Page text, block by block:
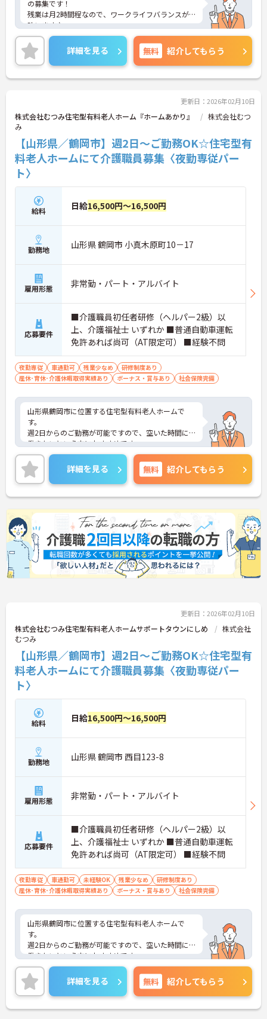
の募集です！
残業は月2時間程なので、ワークライフバランスが
叶います♪
また、マイカー通勤可能なので、通勤らくらくです
◎
資格手当や食事手当など、手当も充実しております
☆
ご興味のある方には、面接対策ポイントなど、さら
詳細を見る 無料 紹介してもらう
更新日：2026年02月10日
株式会社むつみ住宅型有料老人ホーム『ホームあかり』
株式会社むつ
み
【山形県／鶴岡市】週2日～ご勤務OK☆住宅型有
料老人ホームにて介護職員募集〈夜勤専従パー
ト〉
給料 日給16,500円～16,500円
勤務地 山形県 鶴岡市 小真木原町10－17
雇用形態 非常勤・パート・アルバイト
応募要件
■介護職員初任者研修（ヘルパー2級）以
上、介護福祉士 いずれか ■普通自動車運転
免許あれば尚可（AT限定可） ■経験不問
夜勤専従 車通勤可 残業少なめ
研修制度あり
産休･育休･介護休暇取得実績あり
ボーナス・賞与あり 社会保険完備
山形県鶴岡市に位置する住宅型有料老人ホームで
す。
週2日からのご勤務が可能ですので、空いた時間に
働きたいという方におすすめです。
昇給や賞与制度があり頑張りが評価されてしっかり
と職員に還元されます。
ご興味のある方には、面接対策ポイントなど、さら
に詳細をお話しいたしますのでお気軽にご相談くだ
さい！
詳細を見る 無料 紹介してもらう
更新日：2026年02月10日
株式会社むつみ住宅型有料老人ホームサポートタウンにしめ
株式会社
むつみ
【山形県／鶴岡市】週2日～ご勤務OK☆住宅型有
料老人ホームにて介護職員募集〈夜勤専従パー
ト〉
給料 日給16,500円～16,500円
勤務地 山形県 鶴岡市 西目123-8
雇用形態 非常勤・パート・アルバイト
応募要件
■介護職員初任者研修（ヘルパー2級）以
上、介護福祉士 いずれか ■普通自動車運転
免許あれば尚可（AT限定可） ■経験不問
夜勤専従 車通勤可 未経験OK 残業少なめ
研修制度あり
産休･育休･介護休暇取得実績あり
ボーナス・賞与あり 社会保険完備
山形県鶴岡市に位置する住宅型有料老人ホームで
す。
週2日からのご勤務が可能ですので、空いた時間に
働きたいという方におすすめです。
昇給や賞与制度があり頑張りが評価されてしっかり
と職員に還元されます。
ご興味のある方には、面接対策ポイントなど、さら
に詳細をお話しいたしますのでお気軽にご相談くだ
さい！
詳細を見る 無料 紹介してもらう